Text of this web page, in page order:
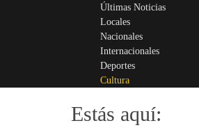
Últimas Noticias
Locales
Nacionales
Internacionales
Deportes
Cultura
Info
Estás aquí: